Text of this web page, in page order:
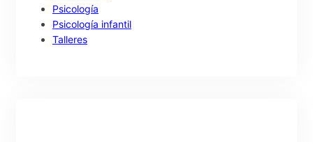
Psicología
Psicología infantil
Talleres